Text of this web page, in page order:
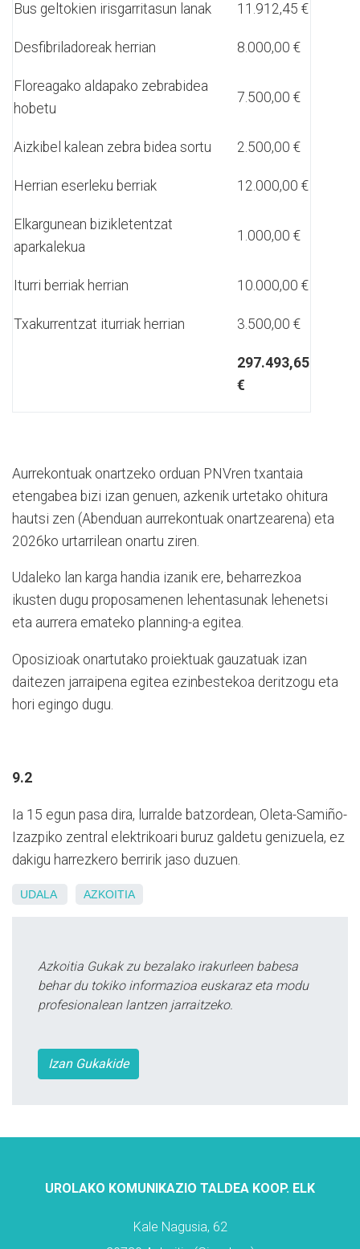
Bus geltokien irisgarritasun lanak 11.912,45 €
Desfibriladoreak herrian 8.000,00 €
Floreagako aldapako zebrabidea
hobetu
7.500,00 €
Aizkibel kalean zebra bidea sortu 2.500,00 €
Herrian eserleku berriak 12.000,00 €
Elkargunean bizikletentzat
aparkalekua
1.000,00 €
Iturri berriak herrian 10.000,00 €
Txakurrentzat iturriak herrian 3.500,00 €
297.493,65
€
Aurrekontuak onartzeko orduan PNVren txantaia
etengabea bizi izan genuen, azkenik urtetako ohitura
hautsi zen (Abenduan aurrekontuak onartzearena) eta
2026ko urtarrilean onartu ziren.
Udaleko lan karga handia izanik ere, beharrezkoa
ikusten dugu proposamenen lehentasunak lehenetsi
eta aurrera emateko planning-a egitea.
Oposizioak onartutako proiektuak gauzatuak izan
daitezen jarraipena egitea ezinbestekoa deritzogu eta
hori egingo dugu.
9.2
Ia 15 egun pasa dira, lurralde batzordean, Oleta-Samiño-
Izazpiko zentral elektrikoari buruz galdetu genizuela, ez
dakigu harrezkero berririk jaso duzuen.
UDALA AZKOITIA
Azkoitia Gukak zu bezalako irakurleen babesa
behar du tokiko informazioa euskaraz eta modu
profesionalean lantzen jarraitzeko.
Izan Gukakide
UROLAKO KOMUNIKAZIO TALDEA KOOP. ELK
Kale Nagusia, 62